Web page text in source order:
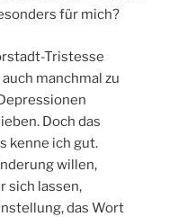
für mich?
Tristesse
manchmal zu
Doch das
kenne ich gut.
willen,
sich lassen,
das Wort